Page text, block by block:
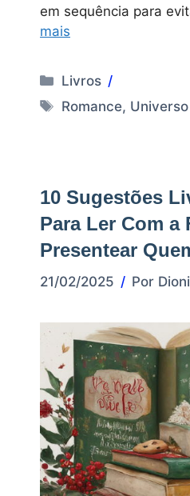
em sequência para
mais
Categorias
Livros
Tags
Romance,
10 Sugestões
Para Ler Com a
Presentear
21/02/2025 Por